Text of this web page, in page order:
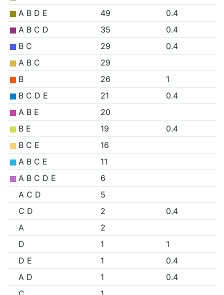
A B D E
49
0.4
A B C D
35
0.4
B C
29
0.4
A B C
29
B
26
1
B C D E
21
0.4
A B E
20
B E
19
0.4
B C E
16
A B C E
11
A B C D E
6
A C D
5
C D
2
0.4
A
2
D
1
1
D E
1
0.4
A D
1
0.4